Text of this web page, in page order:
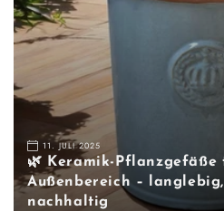
11. JULI 2025
🌿 Keramik-Pflanzgefäße
Außenbereich – langlebig,
nachhaltig